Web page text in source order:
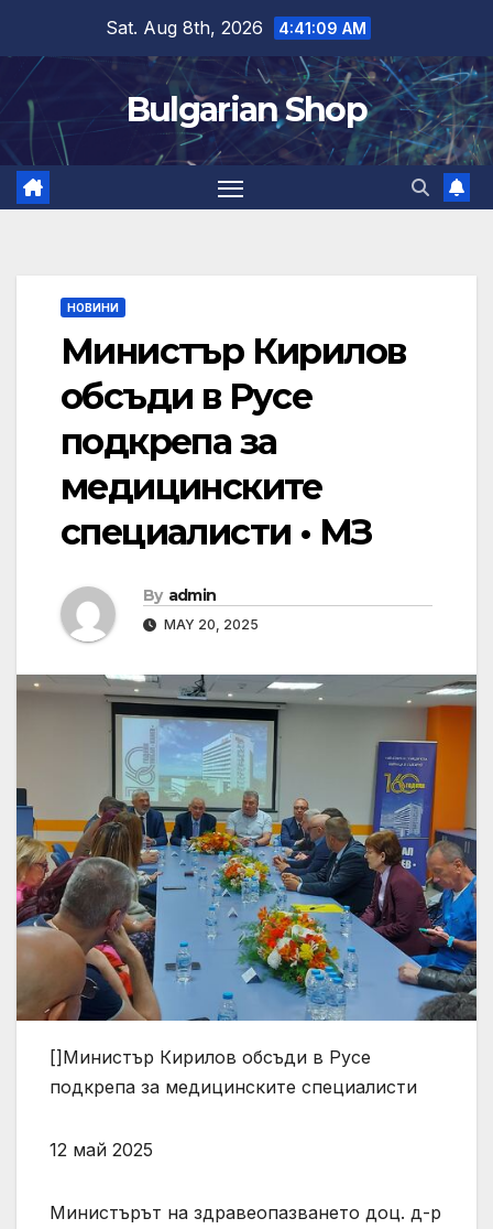
content
Sat. Aug 8th, 2026 4:41:10 AM
Bulgarian Shop
НОВИНИ
Министър Кирилов
обсъди в Русе
подкрепа за
медицинските
специалисти • МЗ
By admin
MAY 20, 2025
[]Министър Кирилов обсъди в Русе
подкрепа за медицинските специалисти
12 май 2025
Министърът на здравеопазването доц. д-р